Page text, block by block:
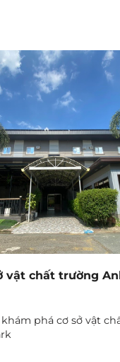
vật chất trường
phá cơ sở vật